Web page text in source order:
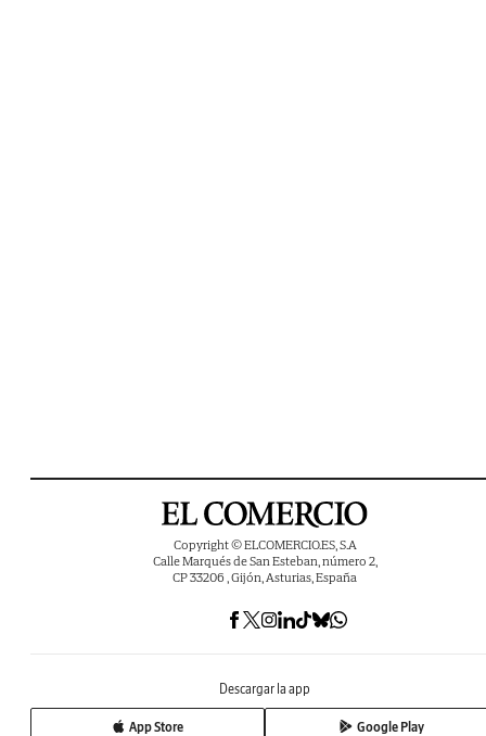
Copyright © ELCOMERCIO.ES, S.A
Calle Marqués de San Esteban, número 2,
CP 33206 , Gijón, Asturias, España
Descargar la app
App Store Google Play